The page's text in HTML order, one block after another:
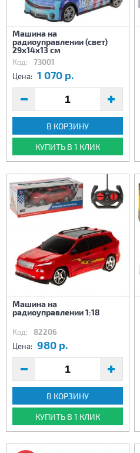
Машина на
радиоуправлении (свет)
29х14х13 см
Код: 73001
Цена: 1 070 р.
В КОРЗИНУ
КУПИТЬ В 1 КЛИК
Машина на
радиоуправлении 1:18
Код: 82206
Цена: 980 р.
В КОРЗИНУ
КУПИТЬ В 1 КЛИК